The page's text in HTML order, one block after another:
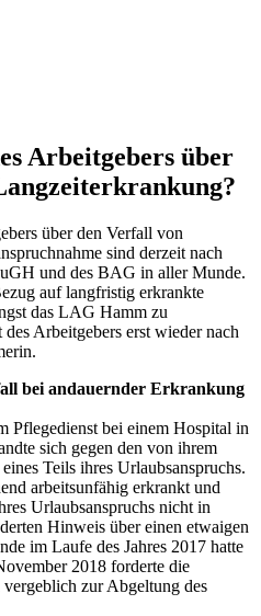
Arbeitgebers über
über den Verfall von
sind derzeit nach
und des BAG in aller Munde.
auf langfristig erkrankte
das LAG Hamm zu
Arbeitgebers erst wieder nach
bei andauernder Erkrankung
Pflegedienst bei einem Hospital in
sich gegen den von ihrem
Teils ihres Urlaubsanspruchs.
arbeitsunfähig erkrankt und
Urlaubsanspruchs nicht in
Hinweis über einen etwaigen
im Laufe des Jahres 2017 hatte
2018 forderte die
zur Abgeltung des